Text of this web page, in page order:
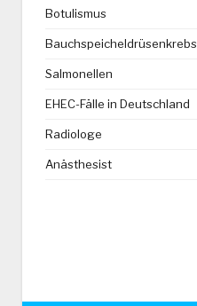
Botulismus
Bauchspeicheldrüsenkrebs
Salmonellen
EHEC-Fälle in Deutschland
Radiologe
Anästhesist